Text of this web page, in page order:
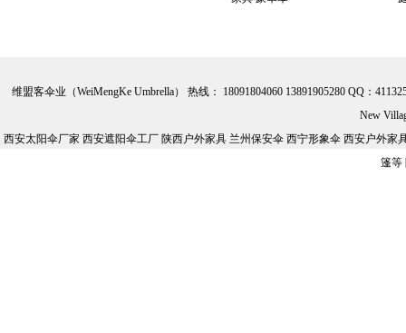
维盟客伞业（WeiMengKe Umbrella） 热线： 18091804060 13891905280 QQ：
New
西安太阳伞厂家 西安遮阳伞工厂 陕西户外家具 兰州保安伞 西宁形象伞 西安户外
篷等